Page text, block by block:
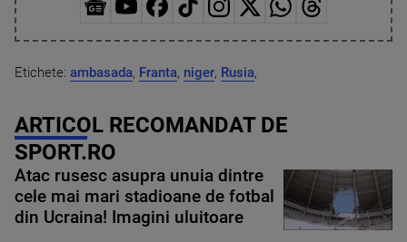
Etichete: ambasada, Franta, niger, Rusia,
ARTICOL RECOMANDAT DE
SPORT.RO
Atac rusesc asupra unuia dintre
cele mai mari stadioane de fotbal
din Ucraina! Imagini uluitoare